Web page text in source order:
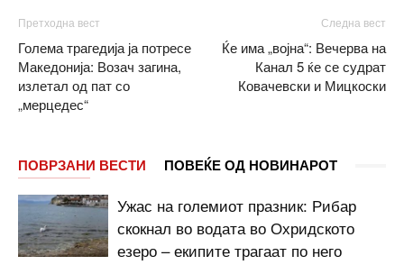
Претходна вест
Голема трагедија ја потресе
Македонија: Возач загина,
излетал од пат со
„мерцедес“
Следна вест
Ќе има „војна“: Вечерва на
Канал 5 ќе се судрат
Ковачевски и Мицкоски
ПОВРЗАНИ ВЕСТИ ПОВЕЌЕ ОД НОВИНАРОТ
Ужас на големиот празник: Рибар
скокнал во водата во Охридското
езеро – екипите трагаат по него